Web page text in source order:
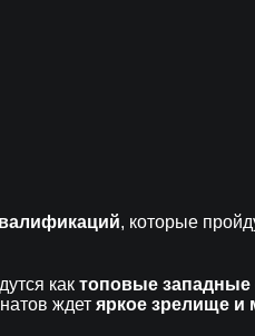
, которые
как топовые западные
ждет яркое зрелище и